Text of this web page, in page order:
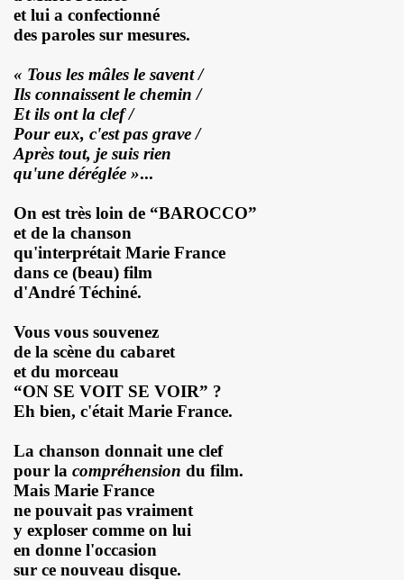
et lui a confectionné
des paroles sur mesures.
« Tous les mâles le savent /
Ils connaissent le chemin /
Et ils ont la clef /
Pour eux, c'est pas grave /
Après tout, je suis rien
qu'une déréglée »...
On est très loin de “BAROCCO”
et de la chanson
qu'interprétait Marie France
dans ce (beau) film
d'André Téchiné.
Vous vous souvenez
de la scène du cabaret
et du morceau
“ON SE VOIT SE VOIR” ?
Eh bien, c'était Marie France.
La chanson donnait une clef
pour la compréhension du film.
Mais Marie France
ne pouvait pas vraiment
y exploser comme on lui
en donne l'occasion
sur ce nouveau disque.
12 octobre 2023 a Paris pour la promotion de l album
2022, film de GERARD KRAWCZYK, avec PAULINE
le 10 mars 2022 aux Disquaires, les 23 et 30 avril 2023
par PHILIPPE ALMOSNINO & co + YAROL
11 janvier 2023 et du 4 au 12 mai 2023 pour la suite et
("Start Walkin' 1965-1976"), le 17 avril 2005 au Grand
concerts "SUPERLUNE", le 3 juin 2022 au New
13 octobre 2022 a l'Olympia (Paris) + l'album "TEATRO
11 novembre 2022 a Paris pour l enregistrement de
le 21 mai 2022 au Zenith (Paris) : compte rendu
au 11 juin 2022 a Paris.
au 4 avril 2022 a Paris pour l enregistrement de deux
l album "SUPER LUNE", le 11 decembre 2021 a l
jouent JOHNNY HALLYDAY, le 5 decembre 2021, au